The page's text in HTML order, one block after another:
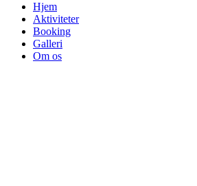
Hjem
Aktiviteter
Booking
Galleri
Om os